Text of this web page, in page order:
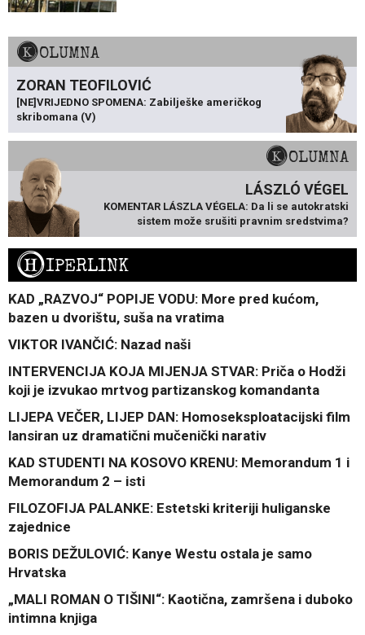
KOLUMNA
ZORAN TEOFILOVIĆ
[NE]VRIJEDNO SPOMENA: Zabilješke američkog
skribomana (V)
KOLUMNA
LÁSZLÓ VÉGEL
KOMENTAR LÁSZLA VÉGELA: Da li se autokratski
sistem može srušiti pravnim sredstvima?
HIPERLINK
KAD „RAZVOJ“ POPIJE VODU: More pred kućom,
bazen u dvorištu, suša na vratima
VIKTOR IVANČIĆ: Nazad naši
INTERVENCIJA KOJA MIJENJA STVAR: Priča o Hodži
koji je izvukao mrtvog partizanskog komandanta
LIJEPA VEČER, LIJEP DAN: Homoseksploatacijski film
lansiran uz dramatični mučenički narativ
KAD STUDENTI NA KOSOVO KRENU: Memorandum 1 i
Memorandum 2 – isti
FILOZOFIJA PALANKE: Estetski kriteriji huliganske
zajednice
BORIS DEŽULOVIĆ: Kanye Westu ostala je samo
Hrvatska
„MALI ROMAN O TIŠINI“: Kaotična, zamršena i duboko
intimna knjiga